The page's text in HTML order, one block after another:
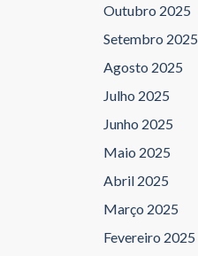
Outubro 2025
Setembro 2025
Agosto 2025
Julho 2025
Junho 2025
Maio 2025
Abril 2025
Março 2025
Fevereiro 2025